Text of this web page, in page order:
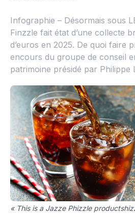
Infographie – Désormais sous
Finzzle fait état d’une collecte
d’euros en 2025. De quoi faire
encours du groupe de conseil
patrimoine présidé par Philippe
« This is a Jazze Phizzle